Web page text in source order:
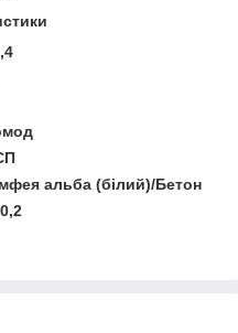
альба (білий)/Бетон